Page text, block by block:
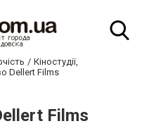
Кіностудії,
Dellert Films
Films